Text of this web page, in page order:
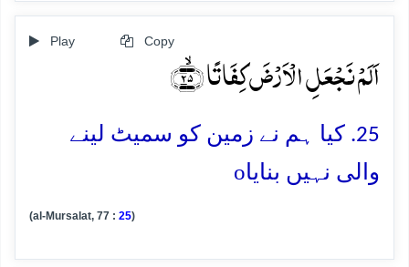
Play Copy
اَلَمۡ نَجۡعَلِ الۡاَرۡضَ کِفَاتًا ﴿ۙ۲۵﴾
25. کیا ہم نے زمین کو سمیٹ لینے
والی نہیں بنایاo
(al-Mursalat, 77 : 25)